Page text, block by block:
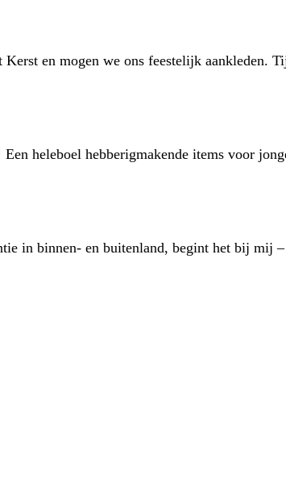
Kerst en mogen we ons feestelijk aankleden.
heleboel hebberigmakende items voor
in binnen- en buitenland, begint het bij mij